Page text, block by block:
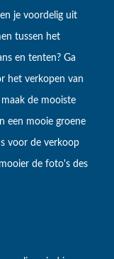
je voordelig uit
tussen het
en tenten? Ga
het verkopen van
de mooiste
een mooie groene
voor de verkoop
de foto's des